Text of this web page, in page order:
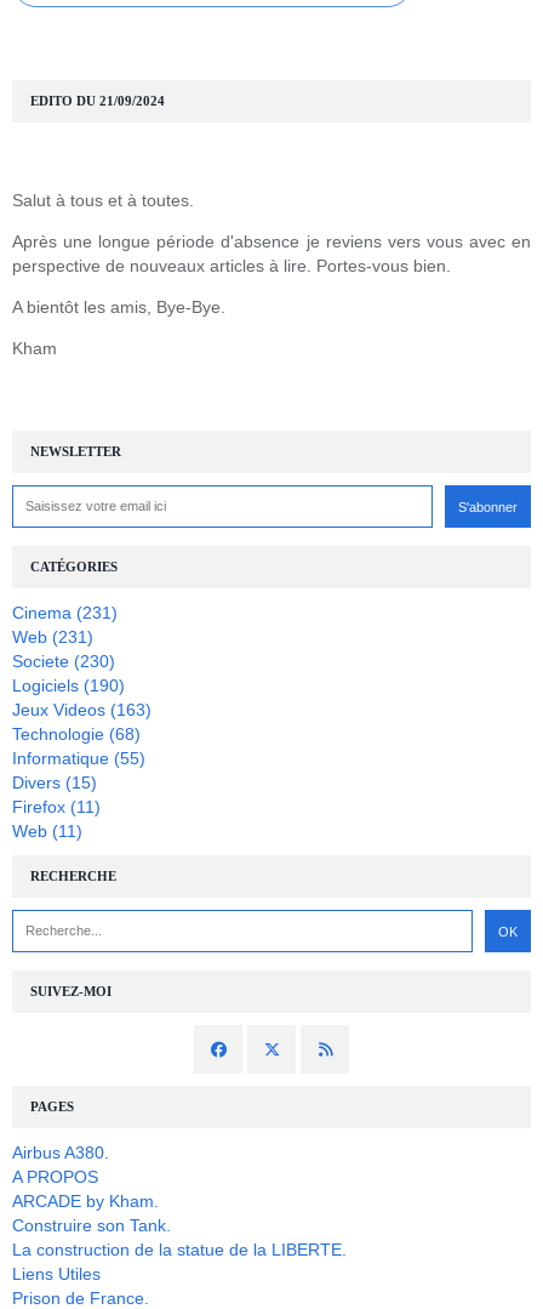
NEWSLETTER
SUIVEZ-MOI
RECHERCHE
PAGES
Airbus A380.
A PROPOS
ARCADE by Kham.
Construire son Tank.
La construction de la statue de la LIBERTE.
Liens Utiles
Prison de France.
CATÉGORIES
Cinema (231)
Web (231)
Societe (230)
Logiciels (190)
Jeux Videos (163)
Technologie (68)
Informatique (55)
Divers (15)
Firefox (11)
Web (11)
EDITO DU 21/09/2024
Salut à tous et à toutes.
Après une longue période d'absence je reviens vers vous avec en
perspective de nouveaux articles à lire. Portes-vous bien.
A bientôt les amis, Bye-Bye.
Kham